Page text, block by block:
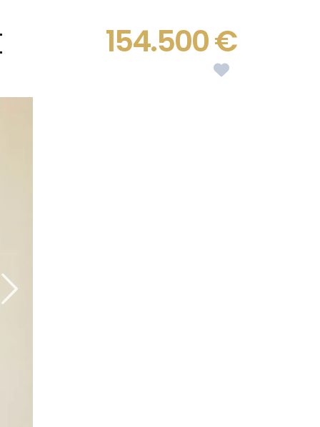
154.500 €